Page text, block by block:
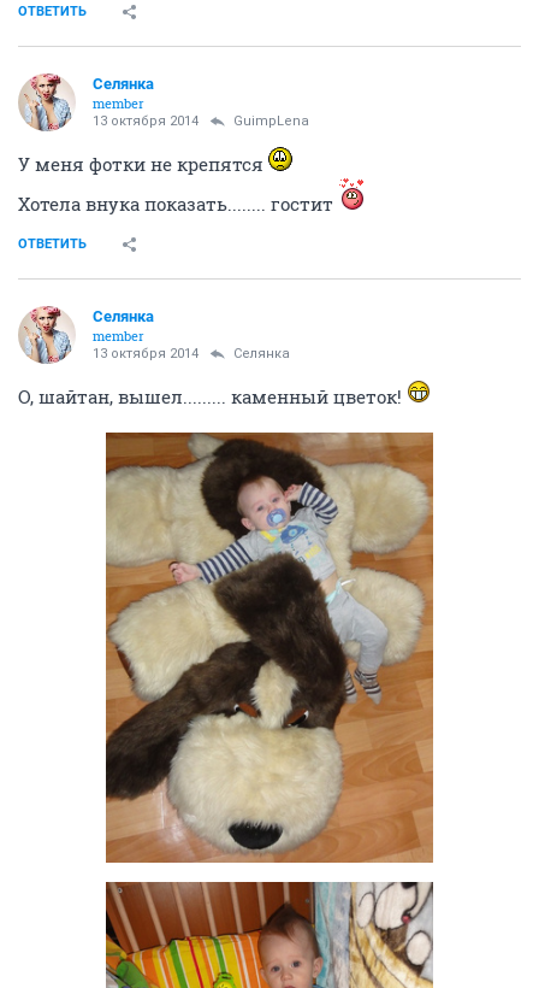
ОТВЕТИТЬ
Сeлянка
member
13 октября 2014 GuimpLena
У меня фотки не крепятся
Хотела внука показать........ гостит
ОТВЕТИТЬ
Сeлянка
member
13 октября 2014 Сeлянка
О, шайтан, вышел......... каменный цветок!